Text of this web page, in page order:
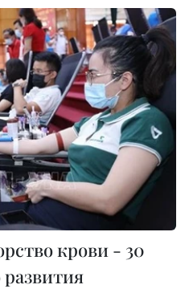
крови - 30
развития